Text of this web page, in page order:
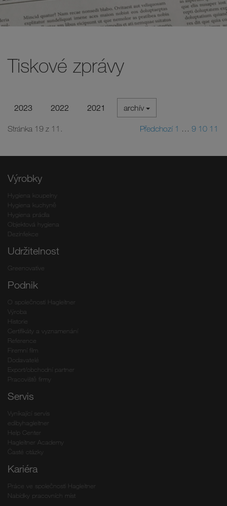
Tiskové zprávy
2023 2022 2021 archív
Stránka 19 z 11. Předchozí 1 … 9 10 11
Výrobky
Hygiena koupelny
Hygiena kuchyně
Hygiena prádla
Objektová hygiena
Dezinfekce
Udržitelnost
Greenovative
Podnik
O společnosti Hagleitner
Výroba
Historie
Certifikáty a vyznamenání
Reference
Firemní film
Dodavatelé
Export/obchodní partner
Pracoviště firmy
Servis
Vynikající servis
edibyhagleitner
Help Center
Hagleitner Academy
Časté otázky
Kariéra
Práce ve společnosti Hagleitner
Nabídky pracovních míst